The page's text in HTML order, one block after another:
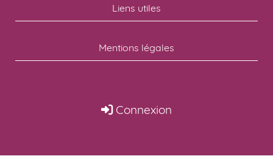
Liens utiles
Mentions légales
Connexion